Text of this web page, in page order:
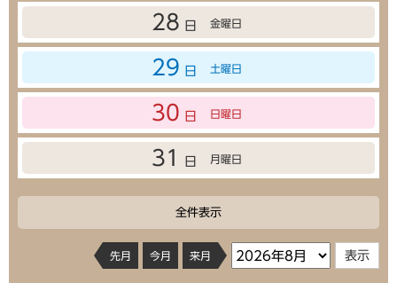
28 日 金曜日
29 日 土曜日
30 日 日曜日
31 日 月曜日
全件表示
先月 今月 来月